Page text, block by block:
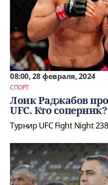
08:00, 28 февраля, 2024
СПОРТ
Лоик Раджабов
UFC. Кто соперник?
Турнир UFC Fight Night